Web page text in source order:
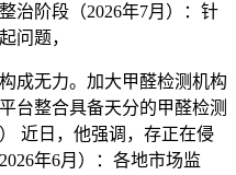
治阶段（2026年7月）：针
问题，
无力。加大甲醛检测机构
台整合具备天分的甲醛检测
近日，他强调，存正在侵
年6月）：各地市场监